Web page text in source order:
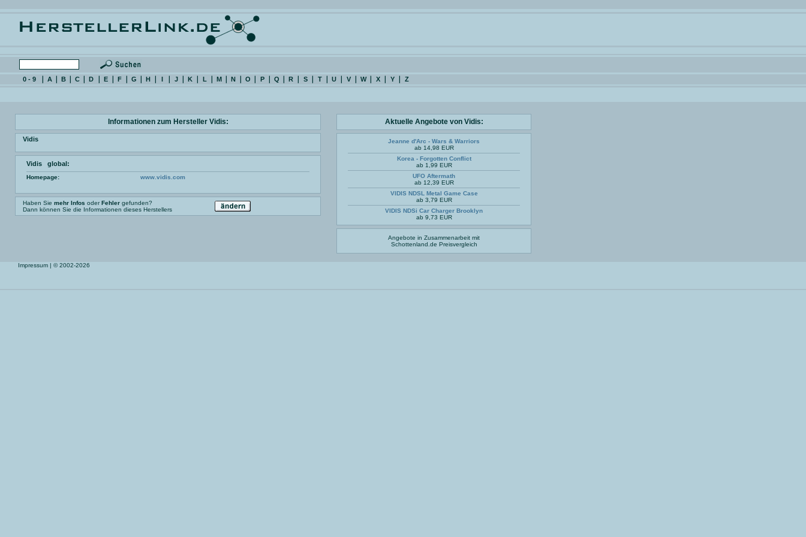
0 - 9 A B C D E F G H I J K L M N O P Q R S T U V W X Y Z
Informationen zum Hersteller Vidis:
Vidis
Vidis global:
Homepage: www.vidis.com
Haben Sie mehr Infos oderFehler gefunden?
Dann können Sie die Informationen dieses Herstellers
Aktuelle Angebote von Vidis:
Jeanne d'Arc - Wars & Warriors
ab 14,98 EUR
Korea - Forgotten Conflict
ab 1,99 EUR
UFO Aftermath
ab 12,39 EUR
VIDIS NDSL Metal Game Case
ab 3,79 EUR
VIDIS NDSi Car Charger Brooklyn
ab 9,73 EUR
Angebote in Zusammenarbeit mit
Schottenland.de Preisvergleich
Impressum | © 2002-2026